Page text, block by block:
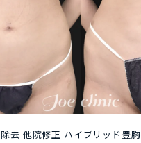
去 他院修正 ハイブリッド豊胸